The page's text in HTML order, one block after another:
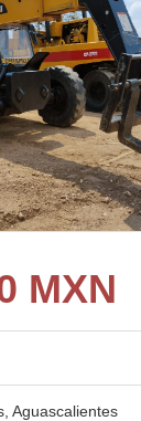
MXN
Aguascalientes